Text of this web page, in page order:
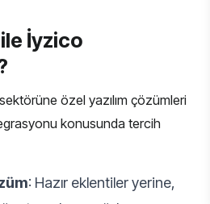
İyzico
özel yazılım çözümleri
konusunda tercih
: Hazır eklentiler yerine,